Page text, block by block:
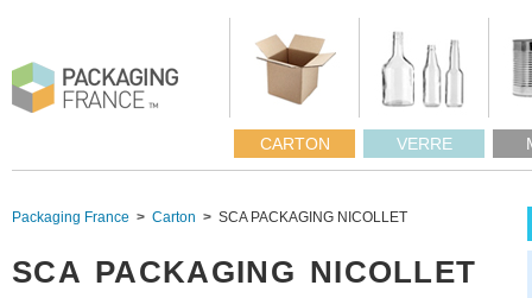
CARTON VERRE
SCA PACKAGING NICOLLET
Packaging France Carton SCA PACKAGING NICOLLET